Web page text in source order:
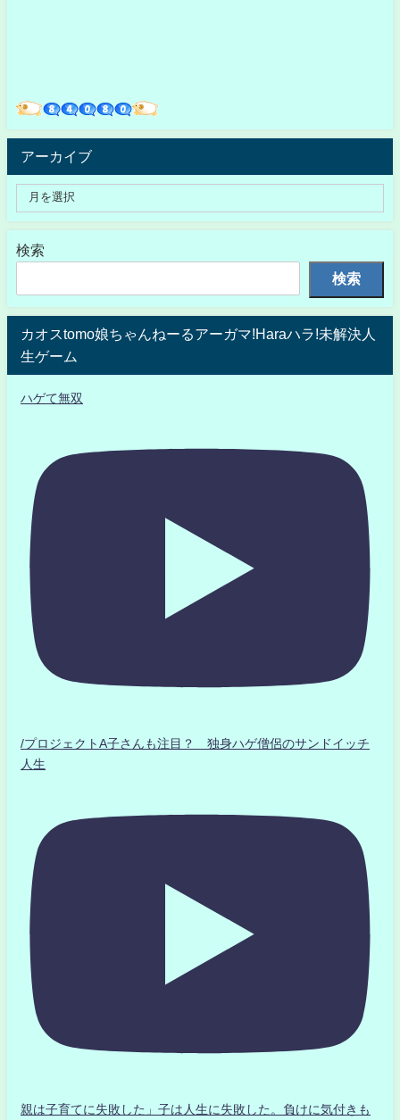
アーカイブ
検索
検索
カオスtomo娘ちゃんねーるアーガマ!Haraハラ!未解決人
生ゲーム
ハゲて無双
/プロジェクトA子さんも注目？ 独身ハゲ僧侶のサンドイッチ
人生
親は子育てに失敗した」子は人生に失敗した。負けに気付きも